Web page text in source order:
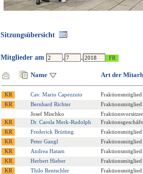
Sitzungsübersicht
Mitglieder am . .
Name Art der
Cav. Mario Capezzuto
Fraktionsmitglied
Bernhard Richter
Fraktionsmitglied
Josef Mischko
Dr. Carola Merk-Rudolph
Frederick Brütting
Fraktionsmitglied
Peter Gangl
Fraktionsmitglied
Andrea Hatam
Fraktionsmitglied
Herbert Hieber
Fraktionsmitglied
Thilo Rentschler
Fraktionsmitglied